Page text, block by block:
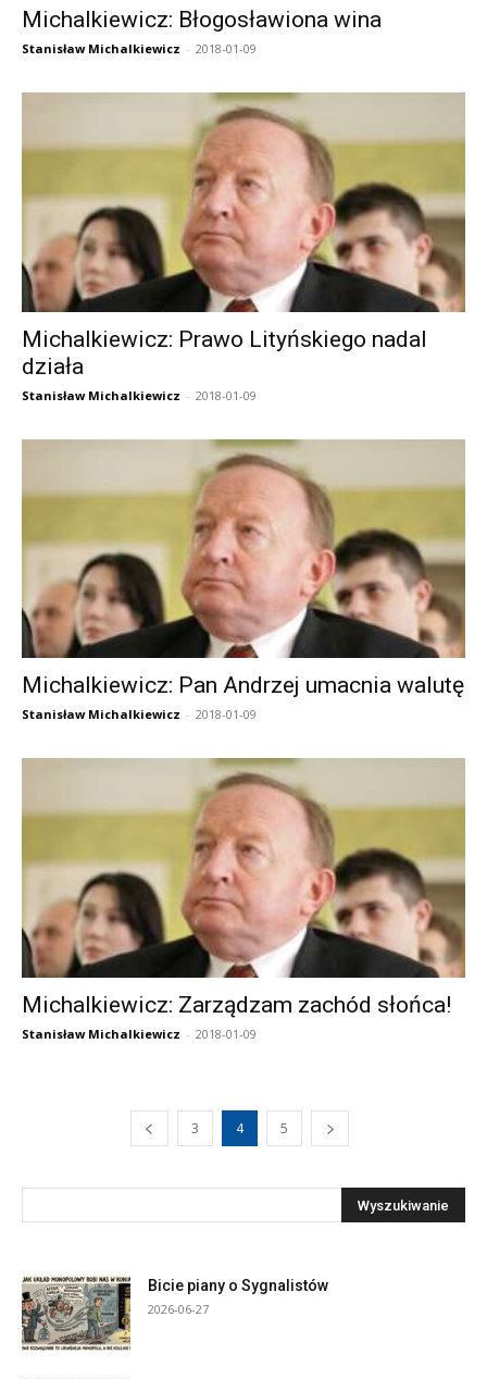
Michalkiewicz: Błogosławiona wina
Stanisław Michalkiewicz - 2018-01-09
Michalkiewicz: Prawo Lityńskiego nadal
działa
Stanisław Michalkiewicz - 2018-01-09
Michalkiewicz: Pan Andrzej umacnia walutę
Stanisław Michalkiewicz - 2018-01-09
Michalkiewicz: Zarządzam zachód słońca!
Stanisław Michalkiewicz - 2018-01-09
3 4 5
Bicie piany o Sygnalistów
2026-06-27